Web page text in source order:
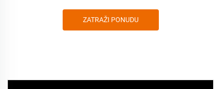
ZATRAŽI PONUDU